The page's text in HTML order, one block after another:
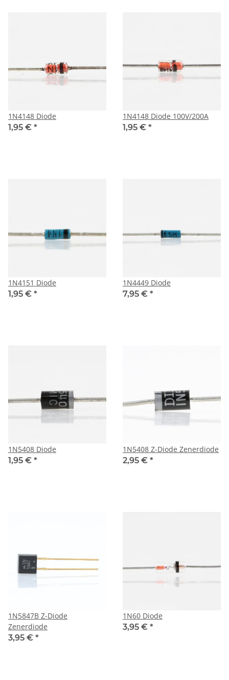
1N4148 Diode
1,95 € *
1N4148 Diode 100V/200A
1,95 € *
1N4151 Diode
1,95 € *
1N4449 Diode
7,95 € *
1N5408 Diode
1,95 € *
1N5408 Z-Diode Zenerdiode
2,95 € *
1N5847B Z-Diode
Zenerdiode
3,95 € *
1N60 Diode
3,95 € *